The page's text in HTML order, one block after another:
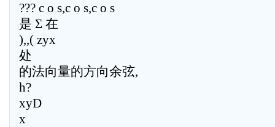
??? c o s,c o s,c o s
是 Σ 在
),,( zyx
处
的法向量的方向余弦,
h?
xyD
x